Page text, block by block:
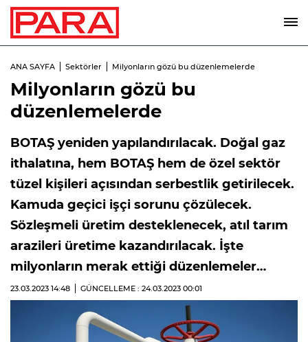
ANA SAYFA Sektörler Milyonların gözü bu düzenlemelerde
Milyonların gözü bu
düzenlemelerde
BOTAŞ yeniden yapılandırılacak. Doğal gaz
ithalatına, hem BOTAŞ hem de özel sektör
tüzel kişileri açısından serbestlik getirilecek.
Kamuda geçici işçi sorunu çözülecek.
Sözleşmeli üretim desteklenecek, atıl tarım
arazileri üretime kazandırılacak. İşte
milyonların merak ettiği düzenlemeler…
23.03.2023 14:48 GÜNCELLEME : 24.03.2023 00:01